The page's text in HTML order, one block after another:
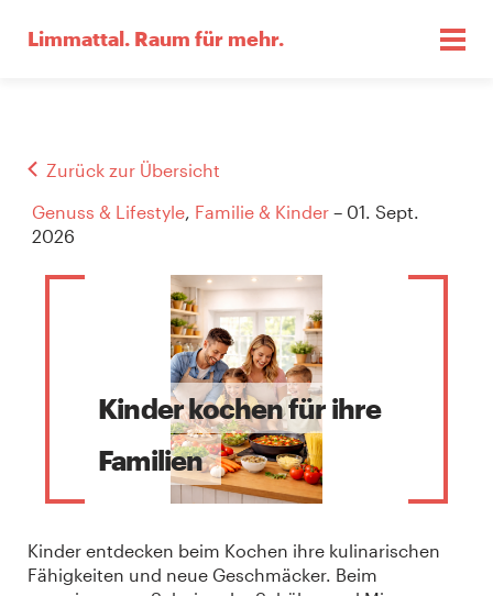
Limmattal. Raum für mehr.
Zurück zur Übersicht
Genuss & Lifestyle, Familie & Kinder – 01. Sept.
2026
Kinder kochen für ihre
Familien
Kinder entdecken beim Kochen ihre kulinarischen
Fähigkeiten und neue Geschmäcker. Beim